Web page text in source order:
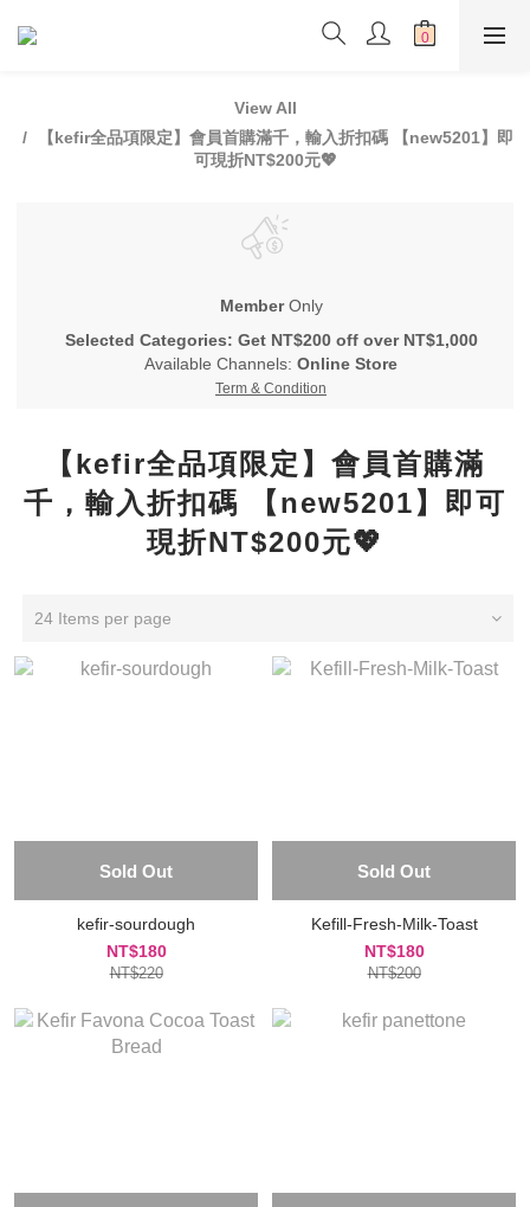
View All
【kefir全品項限定】會員首購滿千，輸入折扣碼 【new5201】即
可現折NT$200元💖
MemberOnly
Selected Categories: Get NT$200 off over NT$1,000
Available Channels: Online Store
Term & Condition
【kefir全品項限定】會員首購滿
千，輸入折扣碼 【new5201】即可
現折NT$200元💖
24 Items per page
Sold Out
kefir-sourdough
NT$180
NT$220
Sold Out
Kefill-Fresh-Milk-Toast
NT$180
NT$200